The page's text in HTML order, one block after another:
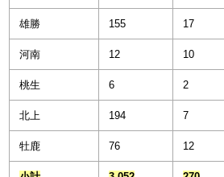
雄勝 155 17
河南 12 10
桃生 6 2
北上 194 7
牡鹿 76 12